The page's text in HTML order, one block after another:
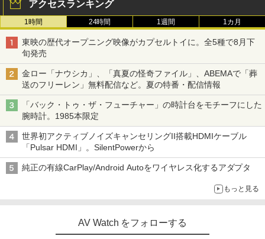
アクセスランキング
1時間 24時間 1週間 1カ月
東映の歴代オープニング映像がカプセルトイに。全5種で8月下
旬発売
金ロー「ナウシカ」、「真夏の怪奇ファイル」、ABEMAで「葬
送のフリーレン」無料配信など。夏の特番・配信情報
「バック・トゥ・ザ・フューチャー」の時計台をモチーフにした
腕時計。1985本限定
世界初アクティブノイズキャンセリングII搭載HDMIケーブル
「Pulsar HDMI」。SilentPowerから
純正の有線CarPlay/Android Autoをワイヤレス化するアダプタ
もっと見る
AV Watch をフォローする